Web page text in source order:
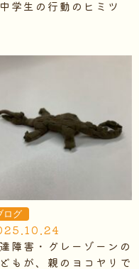
学生の行動のヒミツ
ログ
障害・グレーゾーンの
もが、親のヨコヤリで